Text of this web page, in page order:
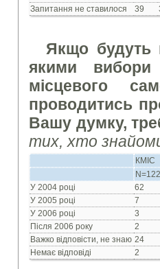
Запитання не ставилося
39
Якщо будуть
якими вибори
місцевого
проводитись
Вашу думку,
тих, хто
КМІС
У 2004 році
62
У 2005 році
7
У 2006 році
3
Після 2006 року
2
Важко відповісти, не знаю 24
Немає відповіді
2